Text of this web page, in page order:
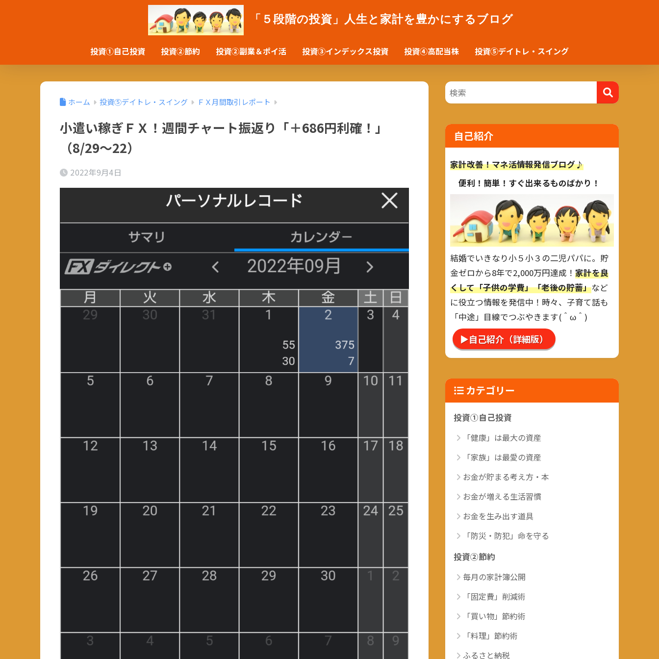
「５段階の投資」人生と家計を豊かにするブログ
投資①自己投資 投資②節約 投資②副業＆ポイ活 投資③インデックス投資 投資④高配当株 投資⑤デイトレ・スイング
ホーム 投資⑤デイトレ・スイング ＦＸ月間取引レポート
小遣い稼ぎＦＸ！週間チャート振返り「＋686円利確！」
（8/29～22）
2022年9月4日
自己紹介
家計改善！マネ活情報発信ブログ♪
便利！簡単！すぐ出来るものばかり！
結婚でいきなり小５小３の二児パパに。貯
金ゼロから8年で2,000万円達成！ 家計を良
くして「子供の学費」「老後の貯蓄」など
に役立つ情報を発信中！時々、子育て話も
「中途」目線でつぶやきます(＾ω＾)
▶自己紹介（詳細版）
カテゴリー
投資①自己投資
「健康」は最大の資産
「家族」は最愛の資産
お金が貯まる考え方・本
お金が増える生活習慣
お金を生み出す道具
「防災・防犯」命を守る
投資②節約
毎月の家計簿公開
「固定費」削減術
「買い物」節約術
「料理」節約術
ふるさと納税